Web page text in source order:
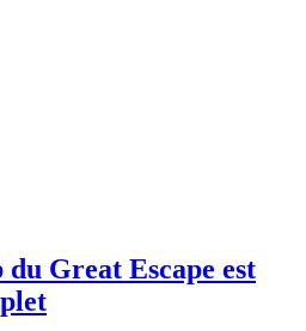
Great Escape est